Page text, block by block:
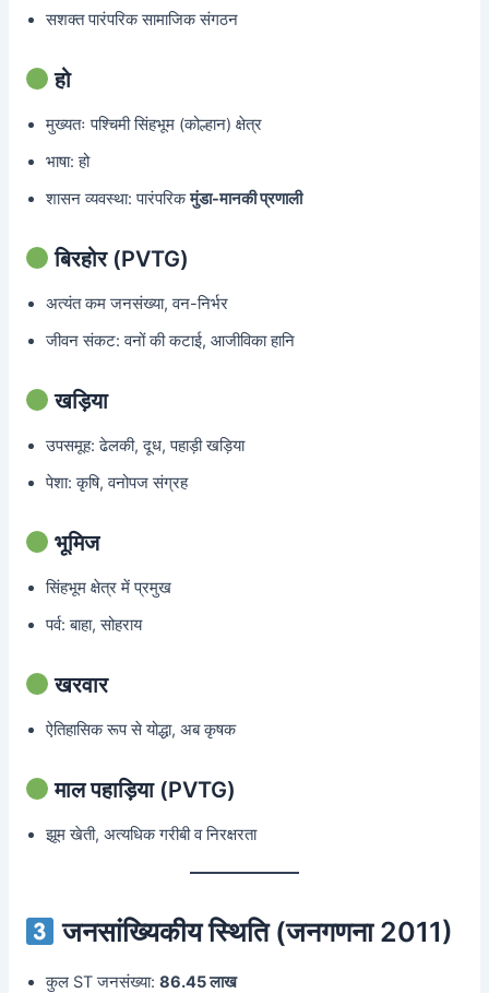
सशक्त पारंपरिक सामाजिक संगठन
हो
मुख्यतः पश्चिमी सिंहभूम (कोल्हान) क्षेत्र
भाषा: हो
शासन व्यवस्था: पारंपरिकमुंडा-मानकी प्रणाली
बिरहोर (PVTG)
अत्यंत कम जनसंख्या, वन-निर्भर
जीवन संकट: वनों की कटाई, आजीविका हानि
खड़िया
उपसमूह: ढेलकी, दूध, पहाड़ी खड़िया
पेशा: कृषि, वनोपज संग्रह
भूमिज
सिंहभूम क्षेत्र में प्रमुख
पर्व: बाहा, सोहराय
खरवार
ऐतिहासिक रूप से योद्धा, अब कृषक
माल पहाड़िया (PVTG)
झूम खेती, अत्यधिक गरीबी व निरक्षरता
जनसांख्यिकीय स्थिति (जनगणना 2011)
कुल ST जनसंख्या:86.45 लाख